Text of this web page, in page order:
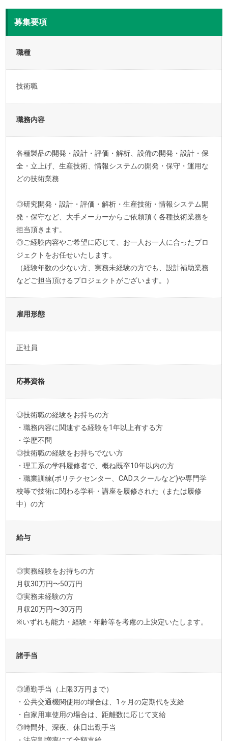
募集要項
職種
技術職
職務内容
各種製品の開発・設計・評価・解析、設備の開発・設計・保
全・立上げ、生産技術、情報システムの開発・保守・運用な
どの技術業務
◎研究開発・設計・評価・解析・生産技術・情報システム開
発・保守など、大手メーカーからご依頼頂く各種技術業務を
担当頂きます。
◎ご経験内容やご希望に応じて、お一人お一人に合ったプロ
ジェクトをお任せいたします。
（経験年数の少ない方、実務未経験の方でも、設計補助業務
などご担当頂けるプロジェクトがございます。）
雇用形態
正社員
応募資格
◎技術職の経験をお持ちの方
・職務内容に関連する経験を1年以上有する方
・学歴不問
◎技術職の経験をお持ちでない方
・理工系の学科履修者で、概ね既卒10年以内の方
・職業訓練(ポリテクセンター、CADスクールなど)や専門学
校等で技術に関わる学科・講座を履修された（または履修
中）の方
給与
◎実務経験をお持ちの方
月収30万円〜50万円
◎実務未経験の方
月収20万円〜30万円
※いずれも能力・経験・年齢等を考慮の上決定いたします。
諸手当
◎通勤手当（上限3万円まで）
・公共交通機関使用の場合は、1ヶ月の定期代を支給
・自家用車使用の場合は、距離数に応じて支給
◎時間外、深夜、休日出勤手当